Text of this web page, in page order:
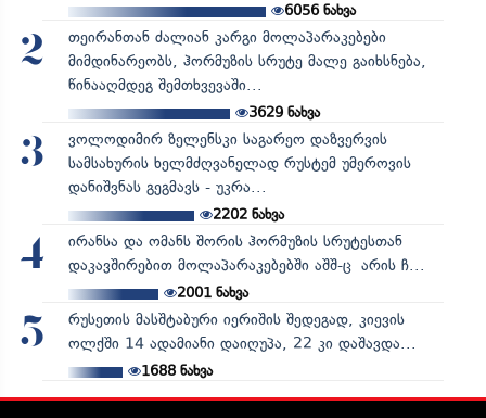
6056ნახვა
2
თეირანთან ძალიან კარგი მოლაპარაკებები
მიმდინარეობს, ჰორმუზის სრუტე მალე გაიხსნება,
წინააღმდეგ შემთხვევაში...
3629ნახვა
3
ვოლოდიმირ ზელენსკი საგარეო დაზვერვის
სამსახურის ხელმძღვანელად რუსტემ უმეროვის
დანიშვნას გეგმავს - უკრა...
2202ნახვა
4
ირანსა და ომანს შორის ჰორმუზის სრუტესთან
დაკავშირებით მოლაპარაკებებში აშშ-ც არის ჩ...
2001ნახვა
5
რუსეთის მასშტაბური იერიშის შედეგად, კიევის
ოლქში 14 ადამიანი დაიღუპა, 22 კი დაშავდა...
1688ნახვა